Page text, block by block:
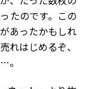
たのです。この
あったかもしれ
れはじめるぞ、
。